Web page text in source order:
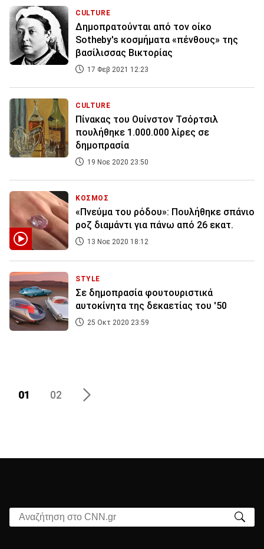
CULTURE
Δημοπρατούνται από τον οίκο
Sotheby's κοσμήματα «πένθους» της
βασίλισσας Βικτορίας
17 Φεβ 2021 12:23
CULTURE
Πίνακας του Ουίνστον Τσόρτσιλ
πουλήθηκε 1.000.000 λίρες σε
δημοπρασία
19 Νοε 2020 23:50
ΚΟΣΜΟΣ
«Πνεύμα του ρόδου»: Πουλήθηκε σπάνιο
ροζ διαμάντι για πάνω από 26 εκατ.
13 Νοε 2020 18:12
STYLE
Σε δημοπρασία φουτουριστικά
αυτοκίνητα της δεκαετίας του '50
25 Οκτ 2020 23:59
01 02
Αναζήτηση στο CNN.gr